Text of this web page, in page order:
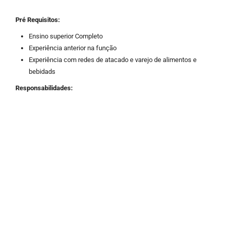
Pré Requisitos:
Ensino superior Completo
Experiência anterior na função
Experiência com redes de atacado e varejo de alimentos e
bebidads
Responsabilidades: